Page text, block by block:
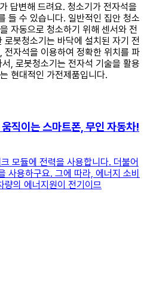
답변해 드려요. 청소기가 전자석을
들 수 있습니다. 일반적인 집안 청소
자동으로 청소하기 위해 센서와 전
봇청소기는 바닥에 설치된 자기 전
전자석을 이용하여 정확한 위치를 파
, 로봇청소기는 전자석 기술을 활용
현대적인 가전제품입니다.
직이는 스마트폰, 무인 자동차!
모듈에 전력을 사용합니다. 더불어
사용하구요. 그에 따라, 에너지 소비
량의 에너지원이 전기이므